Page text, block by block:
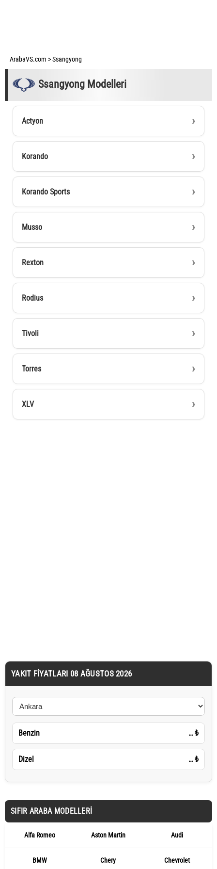
ArabaVS.com >Ssangyong
Ssangyong Modelleri
Actyon
Korando
Korando Sports
Musso
Rexton
Rodius
Tivoli
Torres
XLV
YAKIT FIYATLARI 08 AĞUSTOS 2026
Benzin … ₺
Dizel … ₺
SIFIR ARABA MODELLERI
Alfa Romeo Aston Martin Audi
BMW Chery Chevrolet